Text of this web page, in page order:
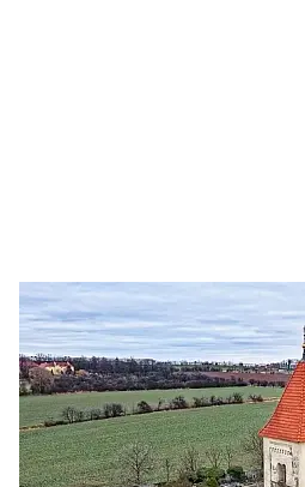
Zastanem se 03.
Politika • Volební seriál #02:
městě
Jakými nástroji navrhujete